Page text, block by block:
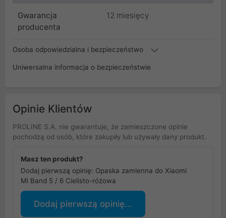
Gwarancja
producenta
12 miesięcy
Osoba odpowiedzialna i bezpieczeństwo
Uniwersalna informacja o bezpieczeństwie
Opinie Klientów
PROLINE S.A. nie gwarantuje, że zamieszczone opinie
pochodzą od osób, które zakupiły lub używały dany produkt.
Masz ten produkt?
Dodaj pierwszą opinię: Opaska zamienna do Xiaomi
Mi Band 5 / 6 Cielisto-różowa
Dodaj pierwszą opinię...